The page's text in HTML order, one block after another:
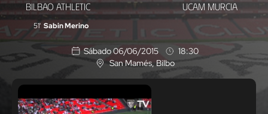
UCAM
Murcia
BILBAO ATHLETIC UCAM MURCIA
51' Sabin Merino
Sábado 06/06/2015
18:30
U
b
i
c
a
San Mamés, Bilbo